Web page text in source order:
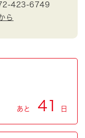
423-6749
ら
あと 41 日